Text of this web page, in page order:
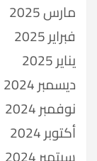
مارس 2025
فبراير 2025
يناير 2025
ديسمبر 2024
نوفمبر 2024
أكتوبر 2024